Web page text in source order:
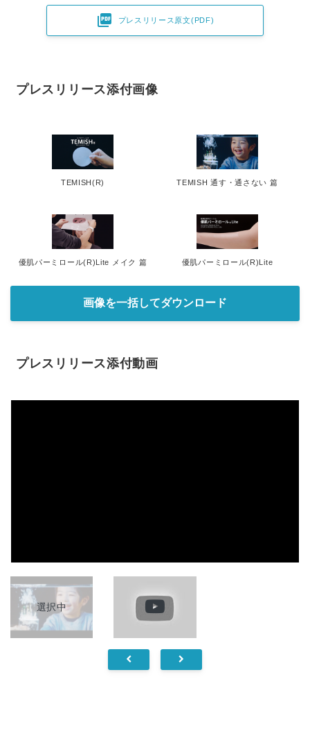
 プレスリリース原文(PDF)
プレスリリース添付画像
TEMISH(R) TEMISH 通す・通さない 篇
優肌パーミロール(R)Lite メイク 篇 優肌パーミロール(R)Lite
画像を一括してダウンロード
プレスリリース添付動画
選択中